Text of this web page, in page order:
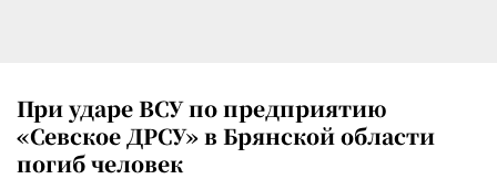
При ударе ВСУ по предприятию
«Севское ДРСУ» в Брянской области
погиб человек